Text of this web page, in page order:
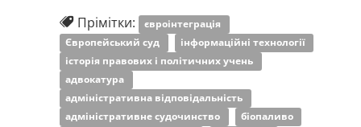
Прімітки: євроінтеграція
Європейський суд
інформаційні технології
історія правових і політичних учень
адвокатура
адміністративна відповідальність
адміністративне судочинство
біопаливо